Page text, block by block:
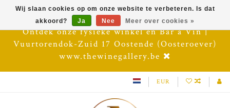
Ontdek onze fysieke winkel en Bar à Vin |
Vuurtorendok-Zuid 17 Oostende (Oosteroever)
www.thewinegallery.be
EUR
Wij slaan cookies op om onze website te verbeteren. Is dat
akkoord?
Ja Nee Meer over cookies »